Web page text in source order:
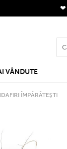
VÂNDUTE
❤
ÎMPĂRĂTEŞTI